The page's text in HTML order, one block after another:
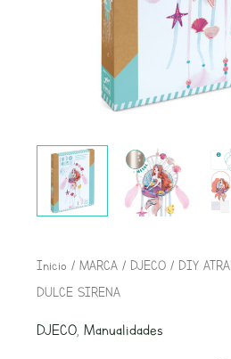
Inicio / MARCA/ DJECO/ DIY
DULCE SIRENA
DJECO, Manualidades